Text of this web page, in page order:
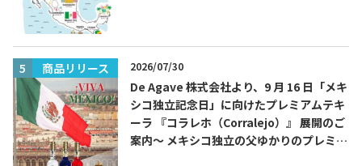
商品リリース 2026/07/30
De Agave 株式会社より、9 月 16 日「メキ
シコ独立記念日」に向けたプレミアムテキ
ーラ 『コラレホ（Corralejo）』 展開のご
案内〜 メキシコ独立の父ゆかりのプレミア